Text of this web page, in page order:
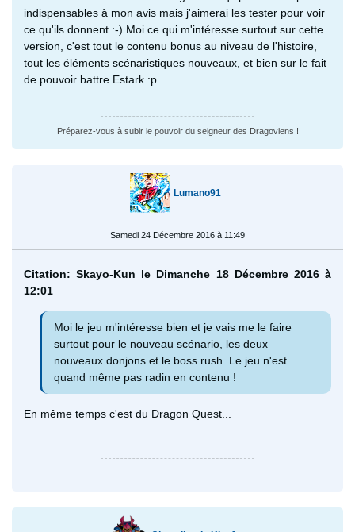
indispensables à mon avis mais j'aimerai les tester pour voir
ce qu'ils donnent :-) Moi ce qui m'intéresse surtout sur cette
version, c'est tout le contenu bonus au niveau de l'histoire,
tout les éléments scénaristiques nouveaux, et bien sur le fait
de pouvoir battre Estark :p
Préparez-vous à subir le pouvoir du seigneur des Dragoviens !
Lumano91
Samedi 24 Décembre 2016 à 11:49
Citation: Skayo-Kun le Dimanche 18 Décembre 2016 à
12:01
Moi le jeu m'intéresse bien et je vais me le faire
surtout pour le nouveau scénario, les deux
nouveaux donjons et le boss rush. Le jeu n'est
quand même pas radin en contenu !
En même temps c'est du Dragon Quest...